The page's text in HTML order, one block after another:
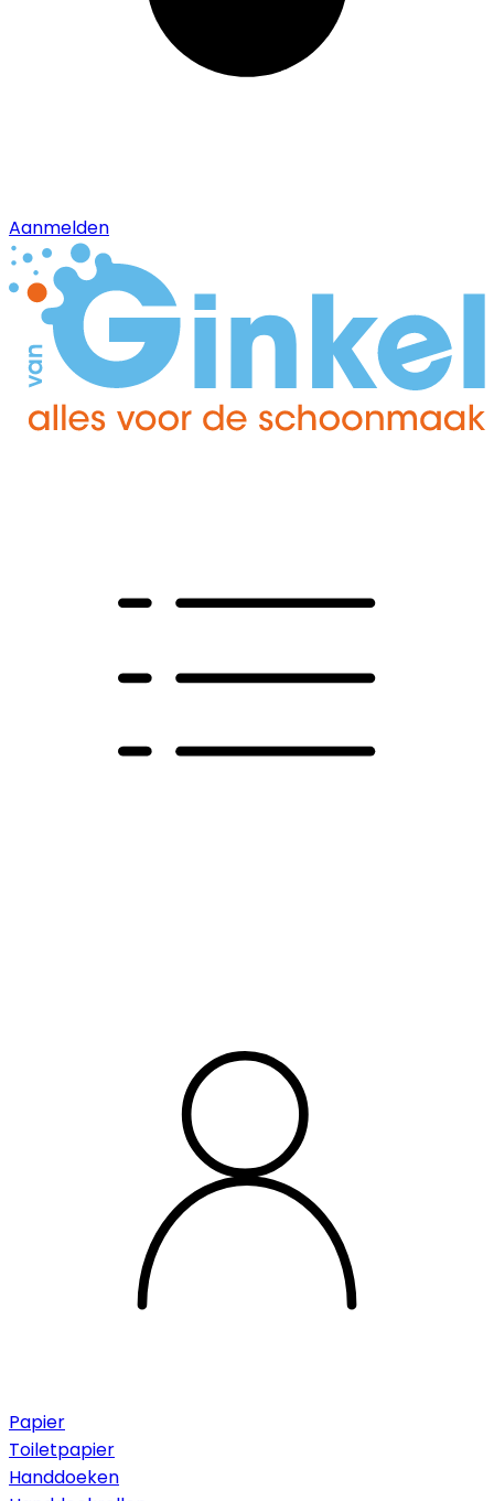
Aanmelden
Papier
Toiletpapier
Handdoeken